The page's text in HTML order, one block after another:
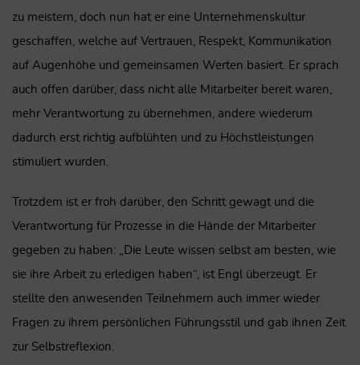
zu meistern, doch nun hat er eine Unternehmenskultur
geschaffen, welche auf Vertrauen, Respekt, Kommunikation
auf Augenhöhe und gemeinsamen Werten basiert. Er sprach
auch offen darüber, dass nicht alle Mitarbeiter bereit waren,
mehr Verantwortung zu übernehmen, andere wiederum
dadurch erst richtig aufblühten und zu Höchstleistungen
stimuliert wurden.
Trotzdem ist er froh darüber, den Schritt gewagt und die
Verantwortung für Prozesse in die Hände der Mitarbeiter
gegeben zu haben: „Die Leute wissen selbst am besten, wie
sie ihre Arbeit zu erledigen haben“, ist Engl überzeugt. Er
stellte den anwesenden Teilnehmern auch immer wieder
Fragen zu ihrem persönlichen Führungsstil und gab ihnen Zeit
zur Selbstreflexion.